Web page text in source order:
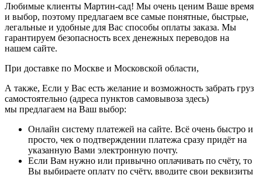
Любимые клиенты Мартин-сад! Мы очень ценим Ваше время
и выбор, поэтому предлагаем все самые понятные, быстрые,
легальные и удобные для Вас способы оплаты заказа. Мы
гарантируем безопасность всех денежных переводов на
нашем сайте.
При доставке по Москве и Московской области,
А также, Если у Вас есть желание и возможность забрать груз
самостоятельно (адреса пунктов самовывоза здесь)
мы предлагаем на Ваш выбор:
Онлайн систему платежей на сайте. Всё очень быстро и
просто, чек о подтверждении платежа сразу придёт на
указанную Вами электронную почту.
Если Вам нужно или привычно оплачивать по счёту, то
Вы выбираете оплату по счёту, вводите свои реквизиты